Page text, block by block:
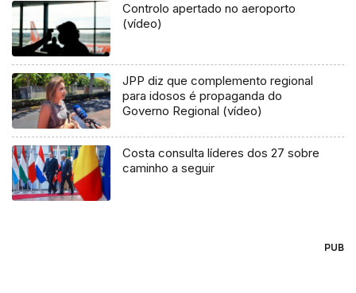
Controlo apertado no aeroporto
(vídeo)
JPP diz que complemento regional
para idosos é propaganda do
Governo Regional (vídeo)
Costa consulta líderes dos 27 sobre
caminho a seguir
PUB